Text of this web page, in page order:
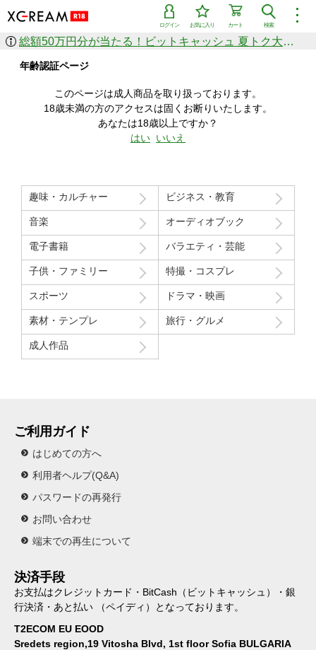
︙
検索
カート
お気に入り
ログイン
作品を探す
ジャンル
シリーズ
人気のセール中商品
新着セール中商品
すべての作品から探す
価格の安い順
価格の高い順
月間ランキング
年間ランキング
総額50万円分が当たる！ビットキャッシュ 夏トク大感謝祭
年齢認証ページ
このページは成人商品を取り扱っております。
18歳未満の方のアクセスは固くお断りいたします。
あなたは18歳以上ですか？
はい いいえ
趣味・カルチャー ビジネス・教育
音楽 オーディオブック
電子書籍 バラエティ・芸能
子供・ファミリー 特撮・コスプレ
スポーツ ドラマ・映画
素材・テンプレ 旅行・グルメ
成人作品
ご利用ガイド
はじめての方へ
利用者ヘルプ(Q&A)
パスワードの再発行
お問い合わせ
端末での再生について
決済手段
お支払はクレジットカード・BitCash（ビットキャッシュ）・銀
行決済・あと払い （ペイディ）となっております。
T2ECOM EU EOOD
Sredets region,19 Vitosha Blvd, 1st floor Sofia BULGARIA